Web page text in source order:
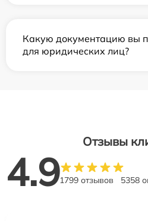
Какую документацию вы
для юридических лиц?
Отзывы
4.91799 отзывов 5358